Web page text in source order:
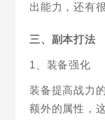
出能力，还有
三、副本打法
1、装备强化
装备提高战力
额外的属性，